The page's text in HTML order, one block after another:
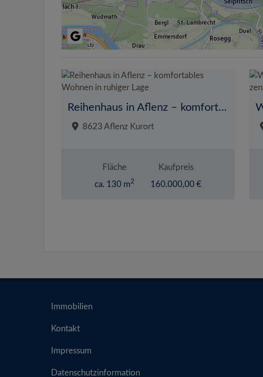
Reihenhaus in Aflenz – komfortables Wohnen in ruhiger Lage
8623 Aflenz Kurort
Fläche
ca. 130 m2
Kaufpreis
160.000,00 €
Immobilien
Kontakt
Impressum
Datenschutzinformation